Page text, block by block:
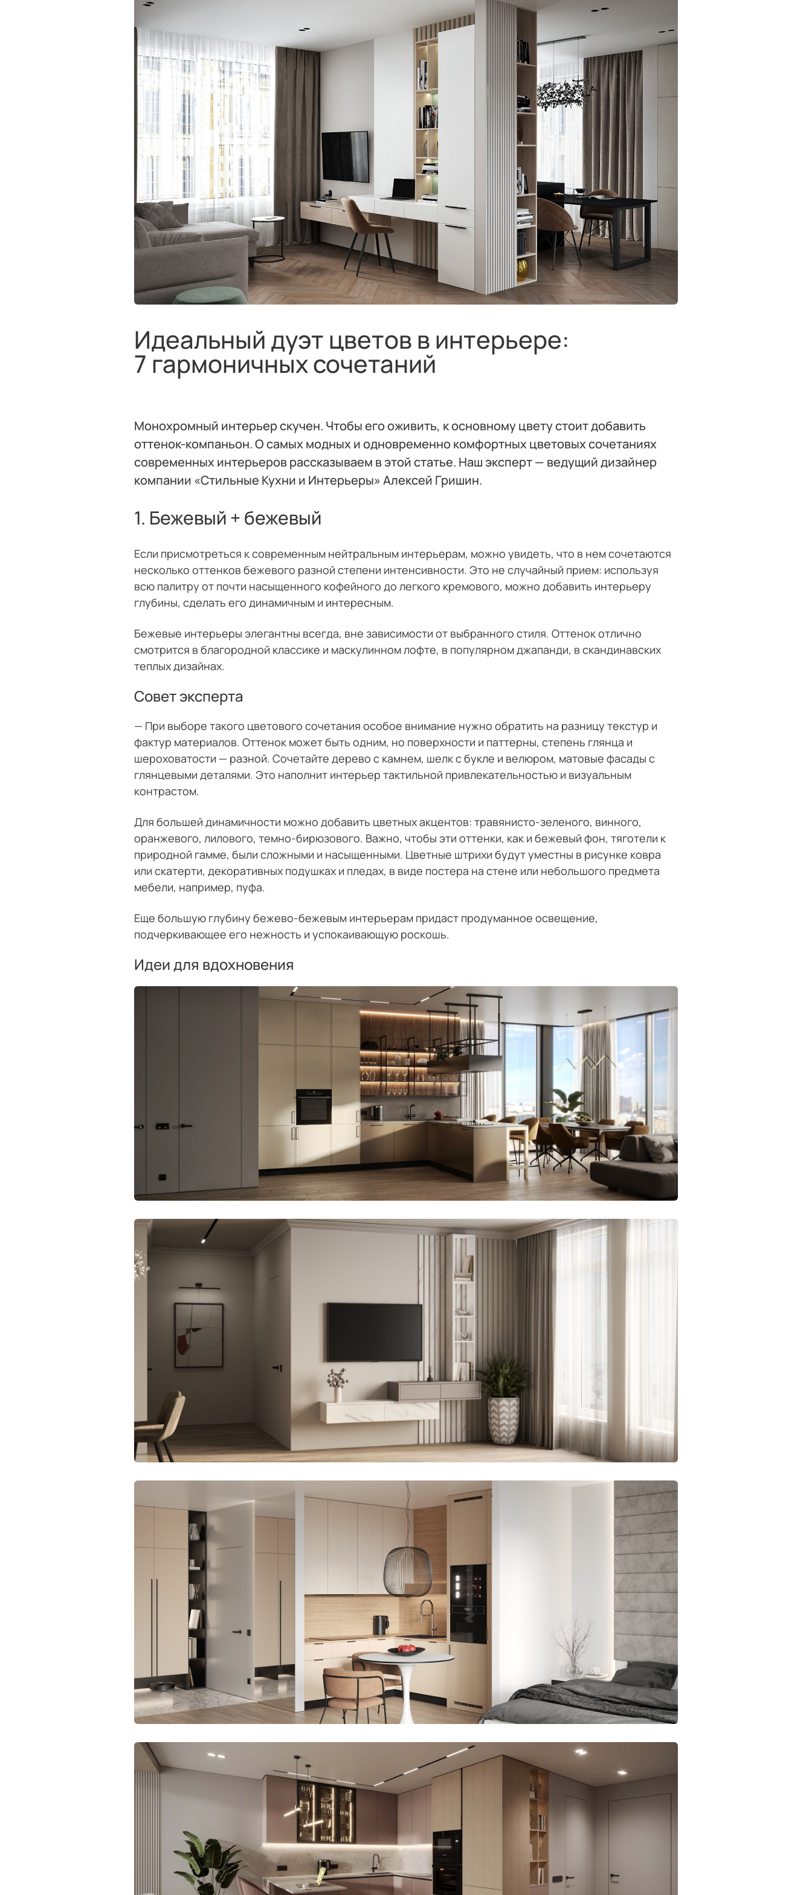
Идеальный дуэт цветов в интерьере:
7 гармоничных сочетаний
Монохромный интерьер скучен. Чтобы его оживить, к основному цвету стоит добавить
оттенок-компаньон. О самых модных и одновременно комфортных цветовых сочетаниях
современных интерьеров рассказываем в этой статье. Наш эксперт — ведущий дизайнер
компании «Стильные Кухни и Интерьеры» Алексей Гришин.
1. Бежевый + бежевый
Если присмотреться к современным нейтральным интерьерам, можно увидеть, что в нем сочетаются
несколько оттенков бежевого разной степени интенсивности. Это не случайный прием: используя
всю палитру от почти насыщенного кофейного до легкого кремового, можно добавить интерьеру
глубины, сделать его динамичным и интересным.
Бежевые интерьеры элегантны всегда, вне зависимости от выбранного стиля. Оттенок отлично
смотрится в благородной классике и маскулинном лофте, в популярном джапанди, в скандинавских
теплых дизайнах.
Совет эксперта
— При выборе такого цветового сочетания особое внимание нужно обратить на разницу текстур и
фактур материалов. Оттенок может быть одним, но поверхности и паттерны, степень глянца и
шероховатости — разной. Сочетайте дерево с камнем, шелк с букле и велюром, матовые фасады с
глянцевыми деталями. Это наполнит интерьер тактильной привлекательностью и визуальным
контрастом.
Для большей динамичности можно добавить цветных акцентов: травянисто-зеленого, винного,
оранжевого, лилового, темно-бирюзового. Важно, чтобы эти оттенки, как и бежевый фон, тяготели к
природной гамме, были сложными и насыщенными. Цветные штрихи будут уместны в рисунке ковра
или скатерти, декоративных подушках и пледах, в виде постера на стене или небольшого предмета
мебели, например, пуфа.
Еще большую глубину бежево-бежевым интерьерам придаст продуманное освещение,
подчеркивающее его нежность и успокаивающую роскошь.
Идеи для вдохновения